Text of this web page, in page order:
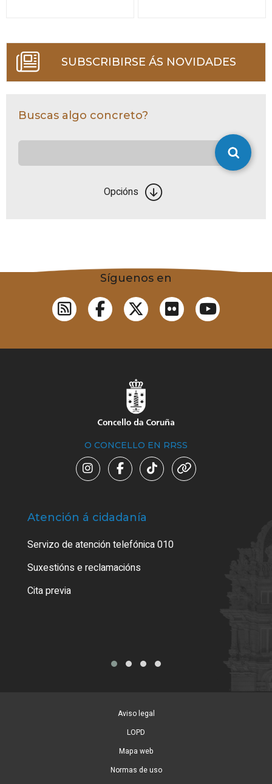
SUBSCRIBIRSE ÁS NOVIDADES
Buscas algo concreto?
Opcións
Síguenos en
O CONCELLO EN RRSS
Atención á cidadanía
Servizo de atención telefónica 010
Suxestións e reclamacións
Cita previa
Aviso legal
LOPD
Mapa web
Normas de uso